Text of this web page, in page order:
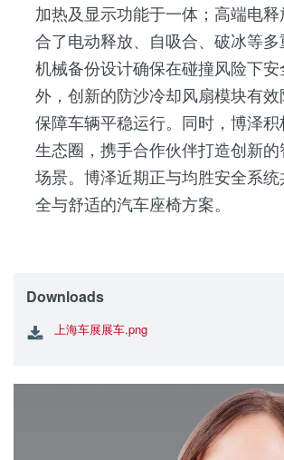
加热及显示功能于一体；高端电
合了电动释放、自吸合、破冰等
机械备份设计确保在碰撞风险下
外，创新的防沙冷却风扇模块有效
保障车辆平稳运行。同时，博泽
生态圈，携手合作伙伴打造创新的
场景。博泽近期正与均胜安全系
全与舒适的汽车座椅方案。
Downloads
上海车展展车.png